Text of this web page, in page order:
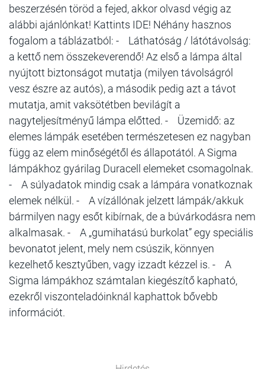
beszerzésén töröd a fejed, akkor olvasd végig az
alábbi ajánlónkat! Kattints IDE! Néhány hasznos
fogalom a táblázatból: - Láthatóság / látótávolság:
a kettő nem összekeverendő! Az első a lámpa által
nyújtott biztonságot mutatja (milyen távolságról
vesz észre az autós), a második pedig azt a távot
mutatja, amit vaksötétben bevilágít a
nagyteljesítményű lámpa előtted. - Üzemidő: az
elemes lámpák esetében természetesen ez nagyban
függ az elem minőségétől és állapotától. A Sigma
lámpákhoz gyárilag Duracell elemeket csomagolnak.
- A súlyadatok mindig csak a lámpára vonatkoznak
elemek nélkül. - A vízállónak jelzett lámpák/akkuk
bármilyen nagy esőt kibírnak, de a búvárkodásra nem
alkalmasak. - A „gumihatású burkolat” egy speciális
bevonatot jelent, mely nem csúszik, könnyen
kezelhető kesztyűben, vagy izzadt kézzel is. - A
Sigma lámpákhoz számtalan kiegészítő kapható,
ezekről viszonteladóinknál kaphattok bővebb
információt.